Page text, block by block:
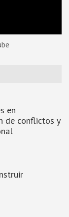
en
de conflictos y